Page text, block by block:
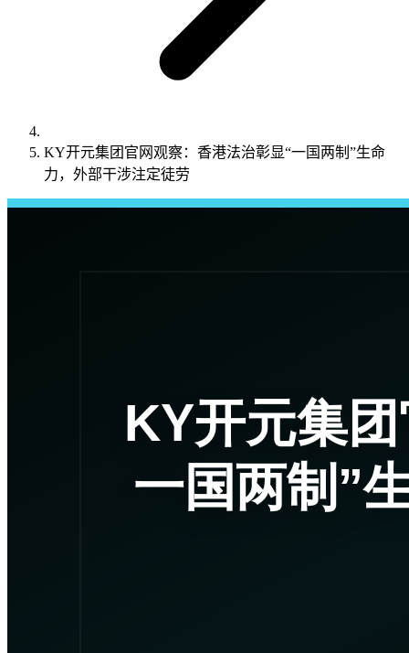
KY开元集团官网观察：香港法治彰显“一国两制”生命
力，外部干涉注定徒劳